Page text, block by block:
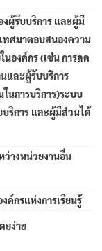
ผู้รับบริการ และผู้มี
ทศมาตอบสนองความ
องค์กร (เช่น การลด
และผู้รับบริการ
นการบริการ)ระบบ
ริการ และผู้มีส่วนได้
ว่างหน่วยงานอื่น
ค์กรแห่งการเรียนรู้
ยง่าย